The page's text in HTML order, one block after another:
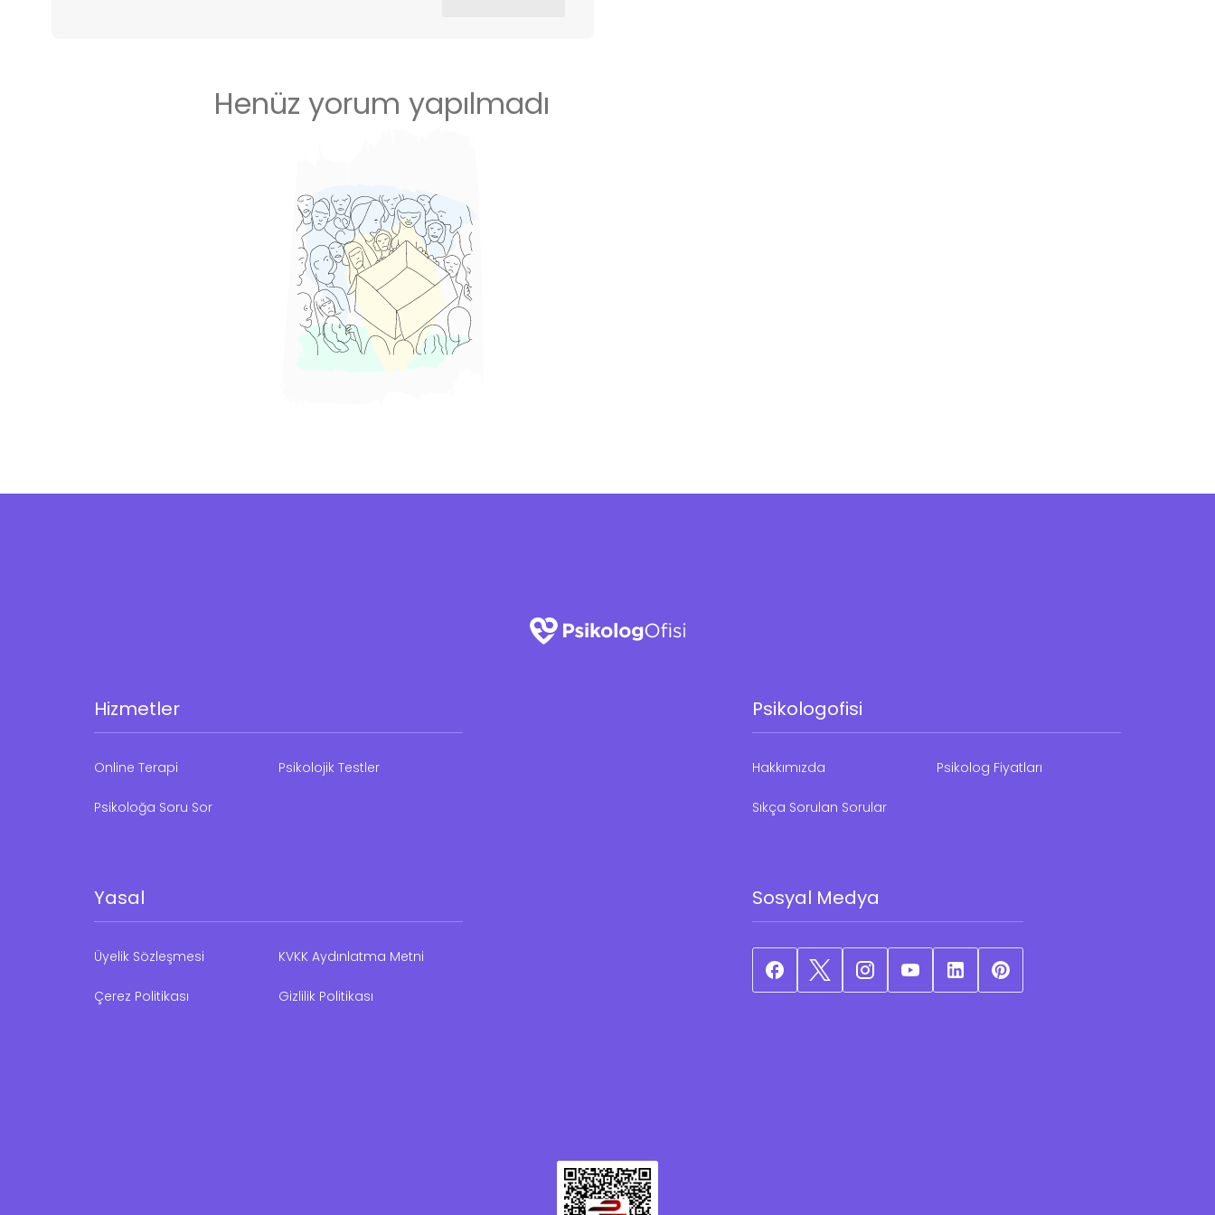
Henüz yorum yapılmadı
Hizmetler
Online Terapi Psikolojik Testler
Psikoloğa Soru Sor
Psikologofisi
Hakkımızda Psikolog Fiyatları
Sıkça Sorulan Sorular
Yasal
Üyelik Sözleşmesi KVKK Aydınlatma Metni
Çerez Politikası Gizlilik Politikası
Sosyal Medya